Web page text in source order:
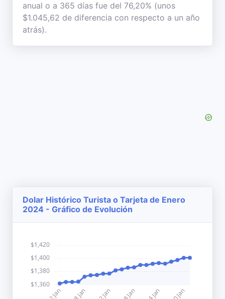
anual o a 365 días fue del 76,20% (unos
$1.045,62 de diferencia con respecto a un año
atrás).
Dolar Histórico Turista o Tarjeta de Enero
2024 - Gráfico de Evolución